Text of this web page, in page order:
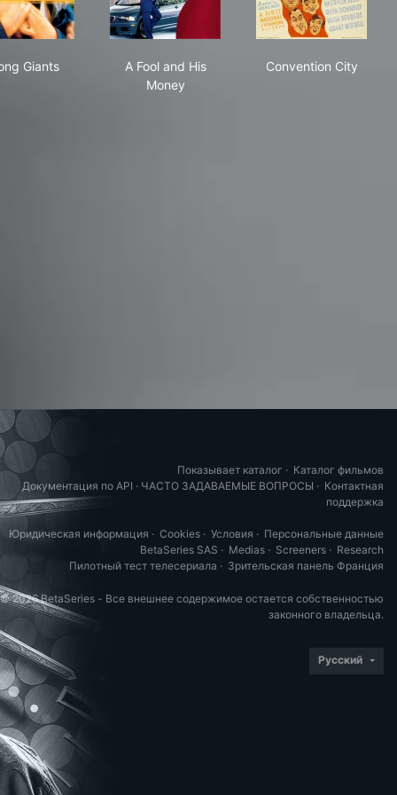
Giants
A Fool and His
Money
Convention City
Показывает каталог · Каталог фильмов
Документация по API · ЧАСТО ЗАДАВАЕМЫЕ ВОПРОСЫ · Контактная
поддержка
Юридическая информация · Cookies · Условия · Персональные данные
BetaSeries SAS · Medias · Screeners · Research
Пилотный тест телесериала · Зрительская панель Франция
© 2026 BetaSeries - Все внешнее содержимое остается собственностью
законного владельца.
Русский